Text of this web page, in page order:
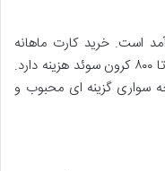
است. خرید کارت ماهانه
Skånetrafiken برای بزرگسالان حدود ۶۰۰ تا ۸۰۰ کرون سوئد هزینه دارد.
سواری گزینه ای محبوب و